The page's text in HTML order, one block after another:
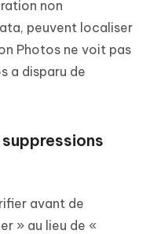
non
peuvent localiser
Photos ne voit pas
a disparu de
avant de
» au lieu de «